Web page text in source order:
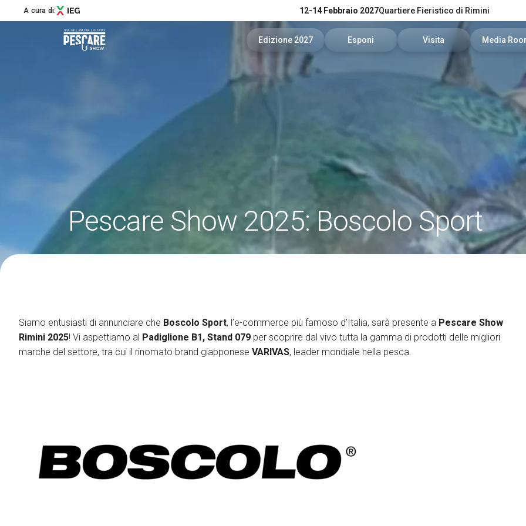
A cura di: 12-14 Febbraio 2027Quartiere Fieristico di Rimini
Edizione 2027
Catalogo Espositori 2026
Esponi
Richiedi un preventivo
Area Riservata Espositori
Visibilità
Visita
Date, orari e biglietti
Richiedi Info
Area Riservata Visitatori
Rimini Hotel e informazioni
Media
News e
Per
Servizi
Area
Info e
Masters & Makers
Aree Speciali
Experience
Education
Social Media Village
Registra il tuo gruppo
Gruppi in partenza
Contatti
FAQ
Pescare Show 2025: Boscolo Sport
Siamo entusiasti di annunciare che Boscolo Sport, l’e-commerce più famoso d’Italia, sarà presente a Pescare Show
Rimini 2025! Vi aspettiamo al Padiglione B1, Stand 079 per scoprire dal vivo tutta la gamma di prodotti delle migliori
marche del settore, tra cui il rinomato brand giapponese VARIVAS, leader mondiale nella pesca.